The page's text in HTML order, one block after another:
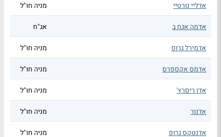
אדליי נורטיי מניה חו"ל
אדמה אגח ב אג"ח
אדמירל גרופ מניה חו"ל
אדמס אקספרס מניה חו"ל
אדן ריסרץ' מניה חו"ל
אדנור מניה חו"ל
אדנטקס גרופ מניה חו"ל